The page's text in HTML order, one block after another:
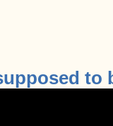
to